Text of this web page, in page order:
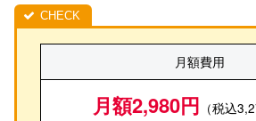
月額費用
月額2,980円 （税込